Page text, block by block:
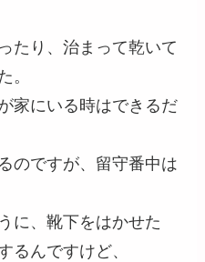
たり、治まって乾いて
。
家にいる時はできるだ
のですが、留守番中は
に、靴下をはかせた
るんですけど、